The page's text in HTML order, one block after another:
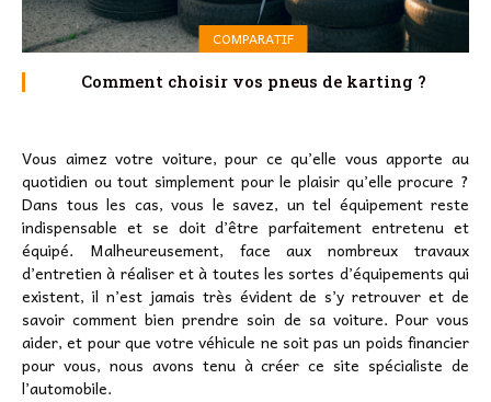
COMPARATIF
Comment choisir vos pneus de karting ?
Vous aimez votre voiture, pour ce qu’elle vous apporte au
quotidien ou tout simplement pour le plaisir qu’elle procure ?
Dans tous les cas, vous le savez, un tel équipement reste
indispensable et se doit d’être parfaitement entretenu et
équipé. Malheureusement, face aux nombreux travaux
d’entretien à réaliser et à toutes les sortes d’équipements qui
existent, il n’est jamais très évident de s’y retrouver et de
savoir comment bien prendre soin de sa voiture. Pour vous
aider, et pour que votre véhicule ne soit pas un poids financier
pour vous, nous avons tenu à créer ce site spécialiste de
l’automobile.